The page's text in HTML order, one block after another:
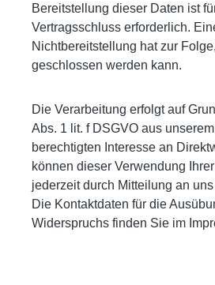
Bereitstellung dieser Daten ist
Vertragsschluss erforderlich.
Nichtbereitstellung hat zur
geschlossen werden kann.
Die Verarbeitung erfolgt auf
Abs. 1 lit. f DSGVO aus
berechtigten Interesse an
können dieser Verwendung
jederzeit durch Mitteilung an
Die Kontaktdaten für die
Widerspruchs finden Sie im